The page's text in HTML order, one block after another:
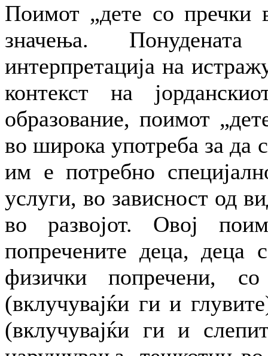
Поимот „дете со пречки
значења.
интерпретација на
контекст на
образование, поимот
во широка употреба за да
им е потребно
услуги, во зависност од
во развојот. Овој
попречените деца, деца
физички попречени,
(вклучувајќи ги и
(вклучувајќи ги и